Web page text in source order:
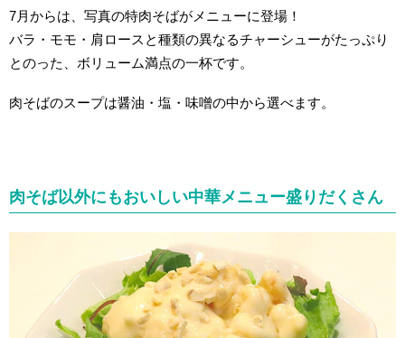
7月からは、写真の特肉そばがメニューに登場！
バラ・モモ・肩ロースと種類の異なるチャーシューがたっぷり
とのった、ボリューム満点の一杯です。
肉そばのスープは醤油・塩・味噌の中から選べます。
肉そば以外にもおいしい中華メニュー盛りだくさん